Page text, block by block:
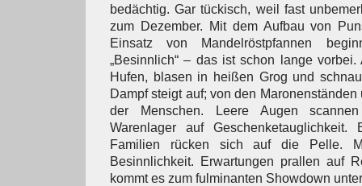
bedächtig. Gar tückisch, weil fast
zum Dezember. Mit dem Aufbau von
Einsatz von Mandelröstpfannen
„Besinnlich“ – das ist schon lange
Hufen, blasen in heißen Grog und
Dampf steigt auf; von den
der Menschen. Leere Augen
Warenlager auf
Familien rücken sich auf die Pelle.
Besinnlichkeit. Erwartungen prallen auf
kommt es zum fulminanten Showdown